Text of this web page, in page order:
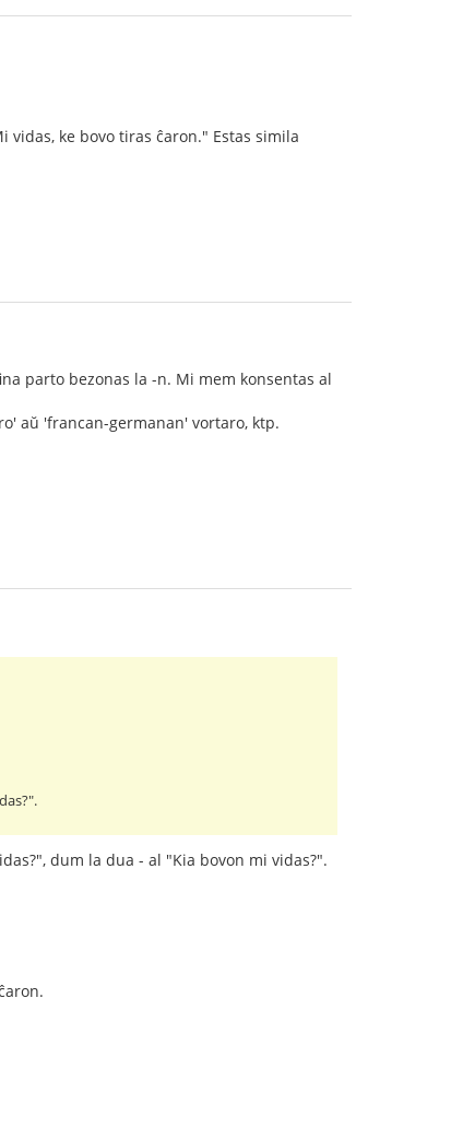
ke bovo tiras ĉaron." Estas simila
parto bezonas la -n. Mi mem konsentas al
aŭ 'francan-germanan' vortaro, ktp.
dum la dua - al "Kia bovon mi vidas?".